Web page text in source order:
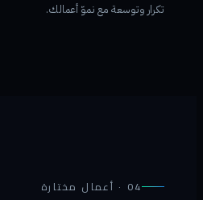
تكرار وتوسعة مع نموّ أعمالك.
04 · أعمال مختارة